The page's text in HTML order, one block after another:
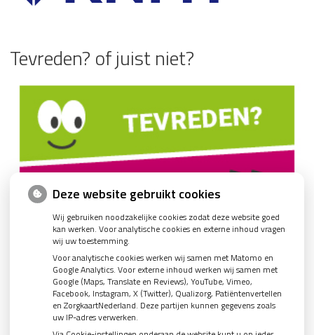
Tevreden? of juist niet?
Deze website gebruikt cookies
Wij gebruiken noodzakelijke cookies zodat deze website goed
kan werken. Voor analytische cookies en externe inhoud vragen
wij uw toestemming.
Voor analytische cookies werken wij samen met Matomo en
Google Analytics. Voor externe inhoud werken wij samen met
Google (Maps, Translate en Reviews), YouTube, Vimeo,
Facebook, Instagram, X (Twitter), Qualizorg, Patiëntenvertellen
en ZorgkaartNederland. Deze partijen kunnen gegevens zoals
uw IP-adres verwerken.